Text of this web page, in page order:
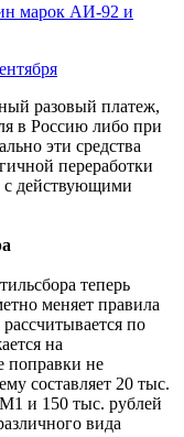
марок АИ-92 и
разовый платеж,
в Россию либо при
эти средства
переработки
с действующими
теперь
меняет правила
по
на
поправки не
составляет 20 тыс.
и 150 тыс. рублей
вида